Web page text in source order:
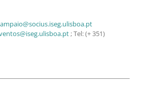
; Tel: (+ 351)